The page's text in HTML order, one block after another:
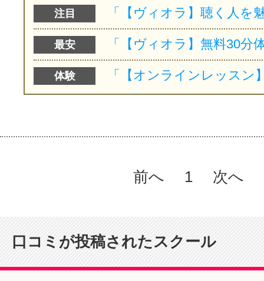
注目
最安
体験
前へ 1 次へ
口コミが投稿されたスクール